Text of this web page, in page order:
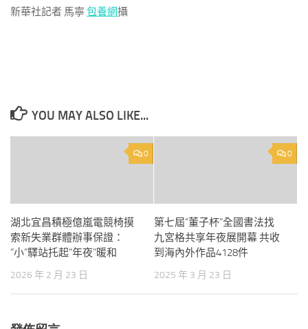
新華社記者 馬寧 包養網攝
YOU MAY ALSO LIKE...
0
湖北宜昌積極億嵐電競椅摸
索新失業群體辦事保證：
“小”驛站托起“年夜”暖和
2026 年 2 月 23 日
0
第七屆“董子杯”全國書法找
九宮格共享年夜展開幕 共收
到海內外作品4128件
2025 年 3 月 23 日